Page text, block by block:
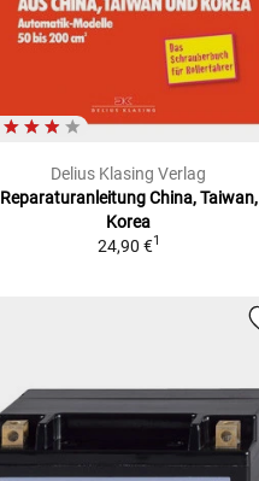
Delius Klasing Verlag
Reparaturanleitung China, Taiwan,
Korea
24,90 €1